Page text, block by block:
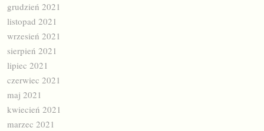
grudzień 2021
listopad 2021
wrzesień 2021
sierpień 2021
lipiec 2021
czerwiec 2021
maj 2021
kwiecień 2021
marzec 2021